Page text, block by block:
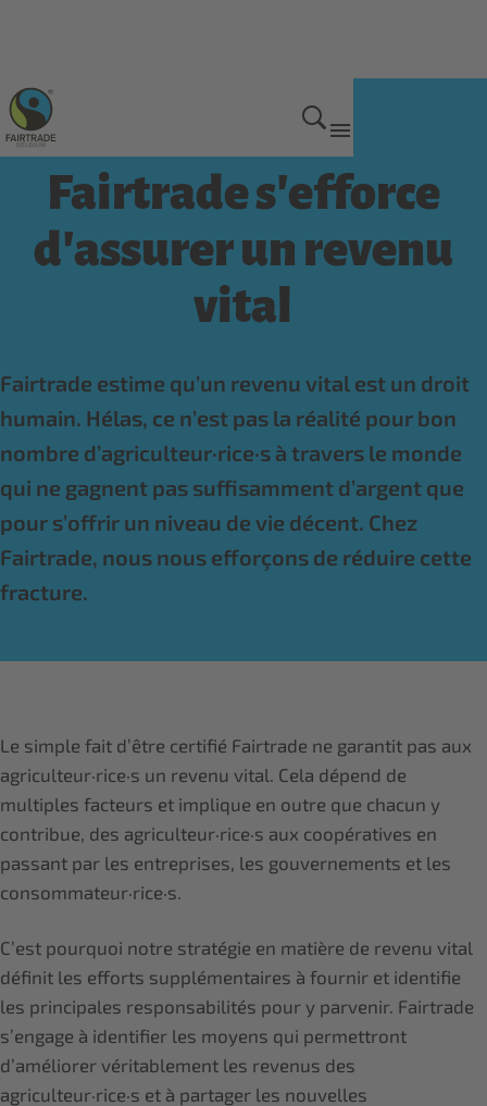
Moyens de subsistance décents
Fairtrade s'efforce
d'assurer un revenu
vital
Fairtrade estime qu’un revenu vital est un droit
humain. Hélas, ce n’est pas la réalité pour bon
nombre d’agriculteur·rice·s à travers le monde
qui ne gagnent pas suffisamment d’argent que
pour s’offrir un niveau de vie décent. Chez
Fairtrade, nous nous efforçons de réduire cette
fracture.
Le simple fait d’être certifié Fairtrade ne garantit pas aux
agriculteur·rice·s un revenu vital. Cela dépend de
multiples facteurs et implique en outre que chacun y
contribue, des agriculteur·rice·s aux coopératives en
passant par les entreprises, les gouvernements et les
consommateur·rice·s.
C’est pourquoi notre stratégie en matière de revenu vital
définit les efforts supplémentaires à fournir et identifie
les principales responsabilités pour y parvenir. Fairtrade
s’engage à identifier les moyens qui permettront
d’améliorer véritablement les revenus des
agriculteur·rice·s et à partager les nouvelles